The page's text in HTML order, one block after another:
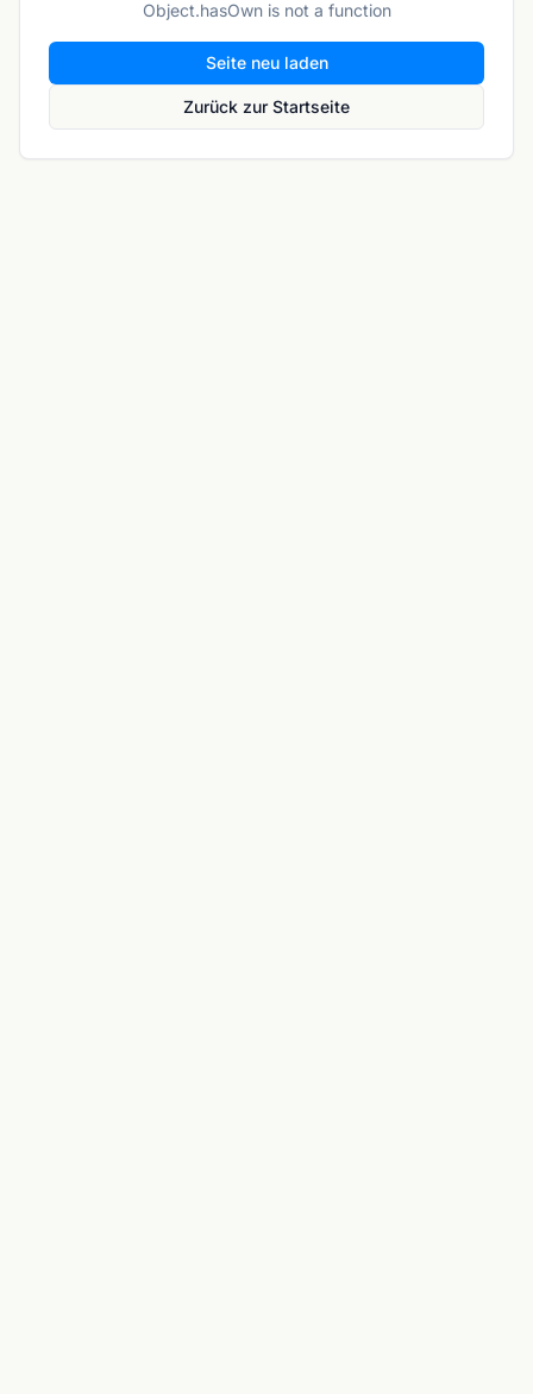
Object.hasOwn is not a function
Seite neu laden
Zurück zur Startseite